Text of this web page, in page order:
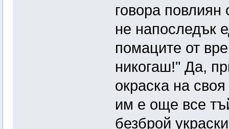
говора повлиян
не напоследък
помаците от
никогаш!" Да,
окраска на
им е още все
безброй